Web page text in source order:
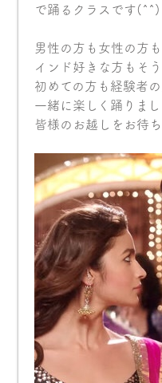
で踊るクラスです(^^)
男性の方も女性の方も
インド好きな方もそ
初めての方も経験者の
一緒に楽しく踊りまし
皆様のお越しをお待